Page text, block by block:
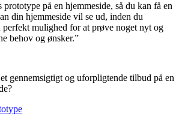
på en hjemmeside, så du kan få en
din hjemmeside vil se ud, inden du
perfekt mulighed for at prøve noget nyt og
behov og ønsker.”
gennemsigtigt og uforpligtende tilbud på en